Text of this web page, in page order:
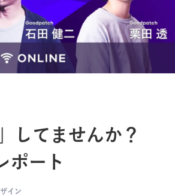
してませんか？
ポート
イン